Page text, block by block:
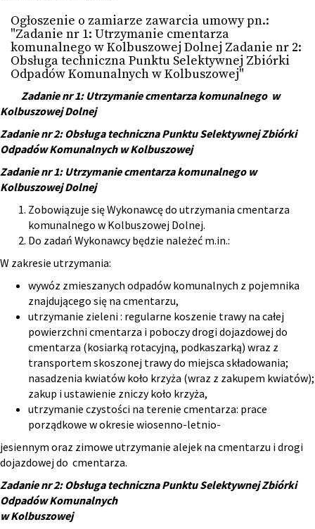
Ogłoszenie o zamiarze zawarcia umowy pn.:
"Zadanie nr 1: Utrzymanie cmentarza
komunalnego w Kolbuszowej Dolnej Zadanie nr 2:
Obsługa techniczna Punktu Selektywnej Zbiórki
Odpadów Komunalnych w Kolbuszowej"
Zadanie nr 1: Utrzymanie cmentarza komunalnego w
Kolbuszowej Dolnej
Zadanie nr 2: Obsługa techniczna Punktu Selektywnej Zbiórki
Odpadów Komunalnych w Kolbuszowej
Zadanie nr 1: Utrzymanie cmentarza komunalnego w
Kolbuszowej Dolnej
Zobowiązuje się Wykonawcę do utrzymania cmentarza
komunalnego w Kolbuszowej Dolnej.
Do zadań Wykonawcy będzie należeć m.in.:
W zakresie utrzymania:
wywóz zmieszanych odpadów komunalnych z pojemnika
znajdującego się na cmentarzu,
utrzymanie zieleni : regularne koszenie trawy na całej
powierzchni cmentarza i poboczy drogi dojazdowej do
cmentarza (kosiarką rotacyjną, podkaszarką) wraz z
transportem skoszonej trawy do miejsca składowania;
nasadzenia kwiatów koło krzyża (wraz z zakupem kwiatów);
zakup i ustawienie zniczy koło krzyża,
utrzymanie czystości na terenie cmentarza: prace
porządkowe w okresie wiosenno-letnio-
jesiennym oraz zimowe utrzymanie alejek na cmentarzu i drogi
dojazdowej do cmentarza.
Zadanie nr 2: Obsługa techniczna Punktu Selektywnej Zbiórki
Odpadów Komunalnych
w Kolbuszowej